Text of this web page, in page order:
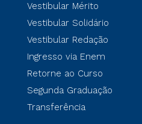
Vestibular Mérito
Vestibular Solidário
Vestibular Redação
Ingresso via Enem
Retorne ao Curso
Segunda Graduação
Transferência